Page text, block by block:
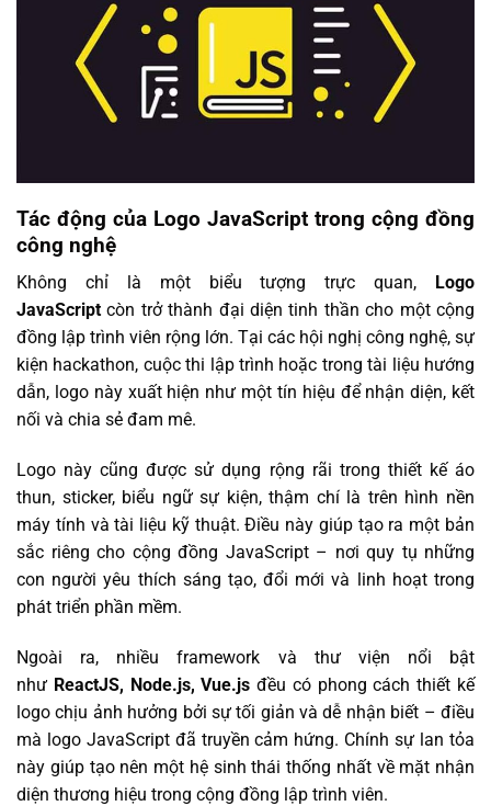
Tác động của Logo JavaScript trong cộng đồng
công nghệ
Không chỉ là một biểu tượng trực quan,
Logo
JavaScript còn trở thành đại diện tinh thần cho một cộng
đồng lập trình viên rộng lớn. Tại các hội nghị công nghệ, sự
kiện hackathon, cuộc thi lập trình hoặc trong tài liệu hướng
dẫn, logo này xuất hiện như một tín hiệu để nhận diện, kết
nối và chia sẻ đam mê.
Logo này cũng được sử dụng rộng rãi trong thiết kế áo
thun, sticker, biểu ngữ sự kiện, thậm chí là trên hình nền
máy tính và tài liệu kỹ thuật. Điều này giúp tạo ra một bản
sắc riêng cho cộng đồng JavaScript – nơi quy tụ những
con người yêu thích sáng tạo, đổi mới và linh hoạt trong
phát triển phần mềm.
Ngoài ra, nhiều framework và thư viện nổi bật
như ReactJS, Node.js, Vue.js đều có phong cách thiết kế
logo chịu ảnh hưởng bởi sự tối giản và dễ nhận biết – điều
mà logo JavaScript đã truyền cảm hứng. Chính sự lan tỏa
này giúp tạo nên một hệ sinh thái thống nhất về mặt nhận
diện thương hiệu trong cộng đồng lập trình viên.